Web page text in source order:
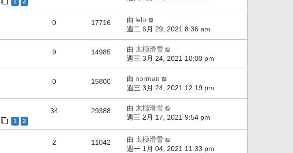
1 2
0 17716 由 lelo
週二 6月 29, 2021 8:36 am
9 14985 由 太極滑雪
週三 3月 24, 2021 10:00 pm
0 15800 由 norman
週三 3月 24, 2021 12:19 pm
1 2
34 29388 由 太極滑雪
週三 2月 17, 2021 9:54 pm
2 11042 由 太極滑雪
週一 1月 04, 2021 11:33 pm